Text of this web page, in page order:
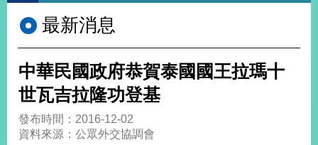
尋
熱
總
合
最新消息
中華民國政府恭賀泰國國王拉瑪十
世瓦吉拉隆功登基
發布時間：2016-12-02
資料來源：公眾外交協調會